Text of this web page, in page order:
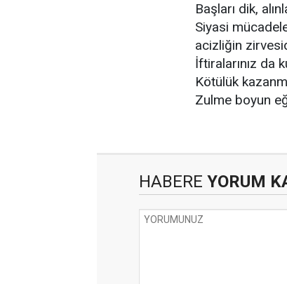
Başları dik,
Siyasi
acizliğin
İftiralarınız da
Kötülük
Zulme boyun
HABERE YORUM